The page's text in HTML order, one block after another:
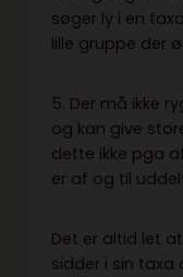
søger ly i en
lille gruppe der
5. Der må ikke
og kan give
dette ikke pga
er af og til
Det er altid let
sidder i sin taxa